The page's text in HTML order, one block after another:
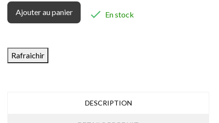
Ajouter au panier  En stock
DESCRIPTION